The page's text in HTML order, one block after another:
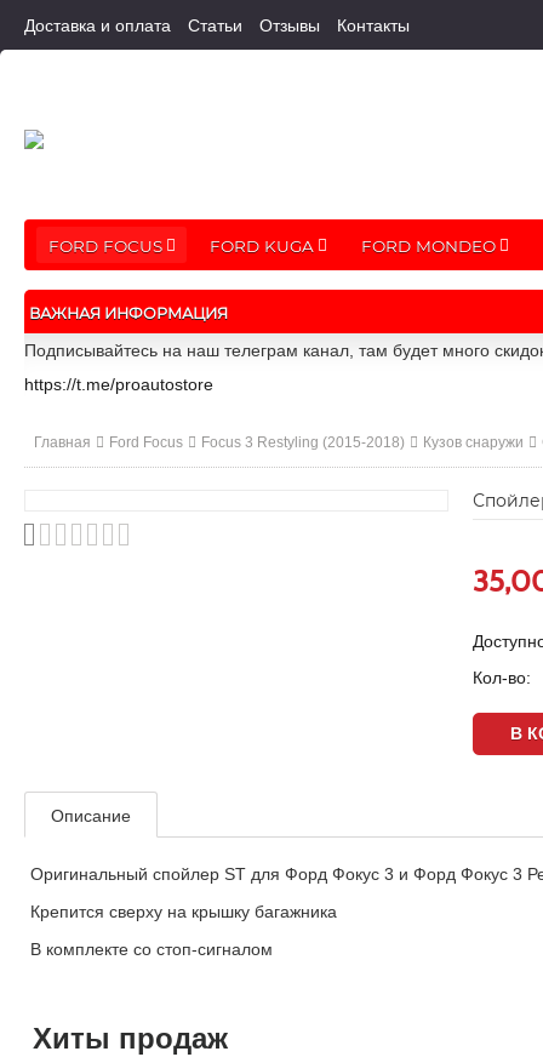
Доставка и оплата Статьи Отзывы Контакты
FORD FOCUS FORD KUGA FORD MONDEO
ВАЖНАЯ ИНФОРМАЦИЯ
Подписывайтесь на наш телеграм канал, там будет много
https://t.me/proautostore
Главная Ford Focus Focus 3 Restyling (2015-2018) Кузов снаружи
Кол-во:
Описание
Оригинальный спойлер ST для Форд Фокус 3 и Форд Фокус 3
Крепится сверху на крышку багажника
В комплекте со стоп-сигналом
Хиты продаж